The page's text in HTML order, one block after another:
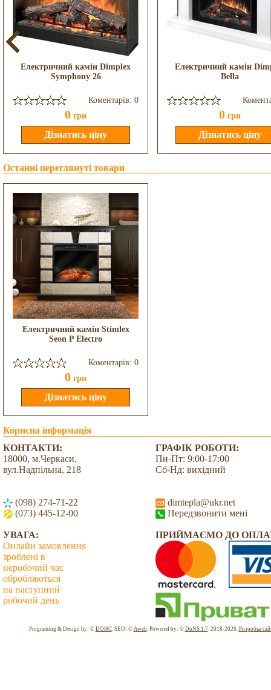
Електричний камін Dimplex
Symphony 26
Коментарів: 0
0 грн
Електричний камін
Bella
0 грн
Останні переглянуті товари
Електричний камін Stimlex
Seon P Electro
Коментарів: 0
0 грн
Корисна інформація
КОНТАКТИ:
18000, м.Черкаси,
вул.Надпільна, 218
(098) 274-71-22
(073) 445-12-00
ГРАФІК РОБОТИ:
Пн-Пт: 9:00-17:00
Сб-Нд: вихідний
dimtepla@ukr.net
Передзвонити мені
УВАГА:
Онлайн замовлення
зроблені в
неробочий час
обробляються
на наступний
робочий день
ПРИЙМАЄМО ДО
Programing & Design by: © DOHC. SEO: © Aweb. Powered by: © DoNS 1.7. 2018-2026. Розробка